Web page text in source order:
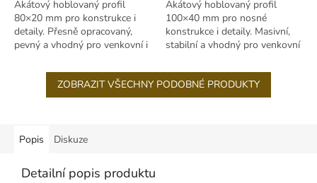
Akátový hoblovaný profil
80×20 mm pro konstrukce i
detaily. Přesně opracovaný,
pevný a vhodný pro venkovní i
Akátový hoblovaný profil
100×40 mm pro nosné
konstrukce i detaily. Masivní,
stabilní a vhodný pro venkovní
ZOBRAZIT VŠECHNY PODOBNÉ PRODUKTY
Popis Diskuze
Detailní popis produktu